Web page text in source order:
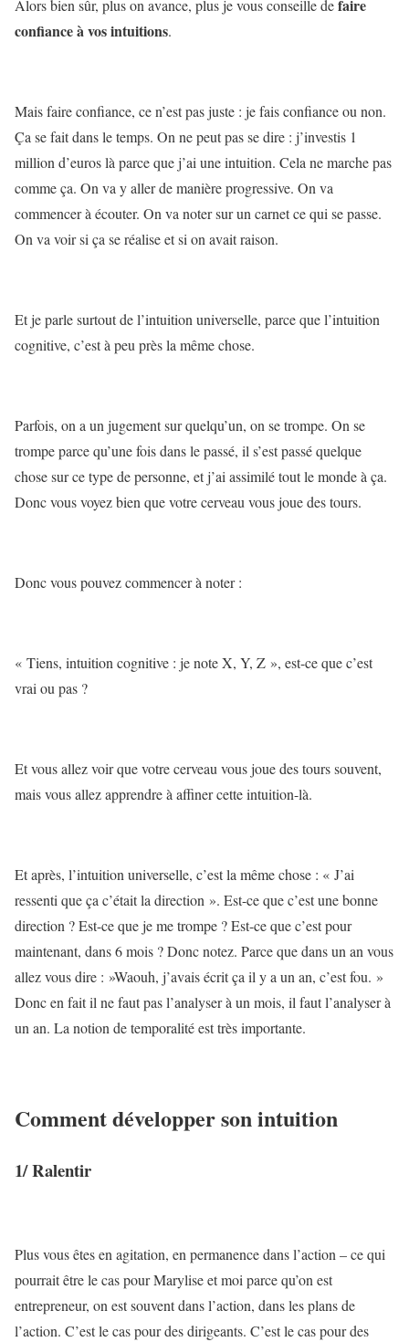
Alors bien sûr, plus on avance, plus je vous conseille defaire
confiance à vos intuitions.
Mais faire confiance, ce n’est pas juste : je fais confiance ou non.
Ça se fait dans le temps. On ne peut pas se dire : j’investis 1
million d’euros là parce que j’ai une intuition. Cela ne marche pas
comme ça. On va y aller de manière progressive. On va
commencer à écouter. On va noter sur un carnet ce qui se passe.
On va voir si ça se réalise et si on avait raison.
Et je parle surtout de l’intuition universelle, parce que l’intuition
cognitive, c’est à peu près la même chose.
Parfois, on a un jugement sur quelqu’un, on se trompe. On se
trompe parce qu’une fois dans le passé, il s’est passé quelque
chose sur ce type de personne, et j’ai assimilé tout le monde à ça.
Donc vous voyez bien que votre cerveau vous joue des tours.
Donc vous pouvez commencer à noter :
« Tiens, intuition cognitive : je note X, Y, Z », est-ce que c’est
vrai ou pas ?
Et vous allez voir que votre cerveau vous joue des tours souvent,
mais vous allez apprendre à affiner cette intuition-là.
Et après, l’intuition universelle, c’est la même chose : « J’ai
ressenti que ça c’était la direction ». Est-ce que c’est une bonne
direction ? Est-ce que je me trompe ? Est-ce que c’est pour
maintenant, dans 6 mois ? Donc notez. Parce que dans un an vous
allez vous dire : »Waouh, j’avais écrit ça il y a un an, c’est fou. »
Donc en fait il ne faut pas l’analyser à un mois, il faut l’analyser à
un an. La notion de temporalité est très importante.
Comment développer son intuition
1/ Ralentir
Plus vous êtes en agitation, en permanence dans l’action – ce qui
pourrait être le cas pour Marylise et moi parce qu’on est
entrepreneur, on est souvent dans l’action, dans les plans de
l’action. C’est le cas pour des dirigeants. C’est le cas pour des